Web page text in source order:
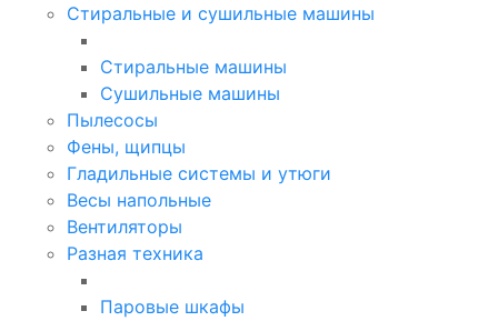
Стиральные и сушильные машины
Стиральные машины
Сушильные машины
Пылесосы
Фены, щипцы
Гладильные системы и утюги
Весы напольные
Вентиляторы
Разная техника
Паровые шкафы